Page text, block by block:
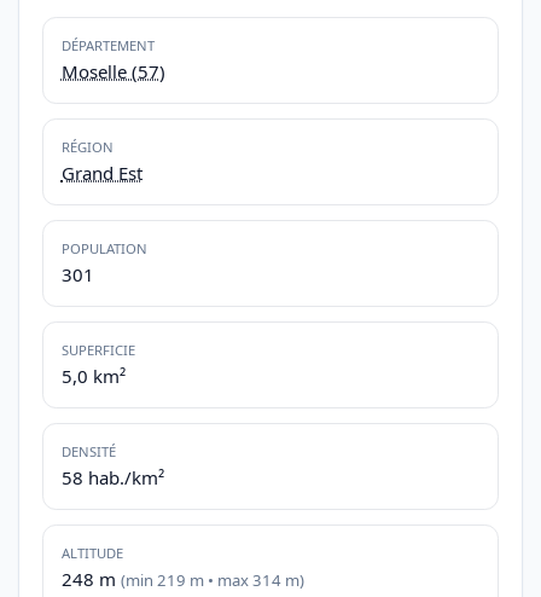
DÉPARTEMENT
Moselle (57)
RÉGION
Grand Est
POPULATION
301
SUPERFICIE
5,0 km²
DENSITÉ
58 hab./km²
ALTITUDE
248 m (min 219 m • max 314 m)